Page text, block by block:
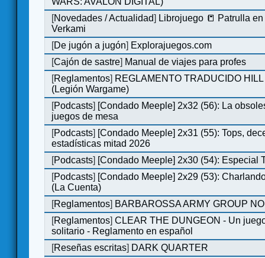
[Novedades / Actualidad] Librojuego 📒 Patrulla
Verkami
[De jugón a jugón] Explorajuegos.com
[Cajón de sastre] Manual de viajes para profes
[Reglamentos] REGLAMENTO TRADUCIDO
(Legión Wargame)
[Podcasts] [Condado Meeple] 2x32 (56): La
juegos de mesa
[Podcasts] [Condado Meeple] 2x31 (55): Tops,
estadísticas mitad 2026
[Podcasts] [Condado Meeple] 2x30 (54): Especial
[Podcasts] [Condado Meeple] 2x29 (53):
(La Cuenta)
[Reglamentos] BARBAROSSA ARMY GROUP
[Reglamentos]CLEAR THE DUNGEON - Un
solitario - Reglamento en español
[Reseñas escritas] DARK QUARTER